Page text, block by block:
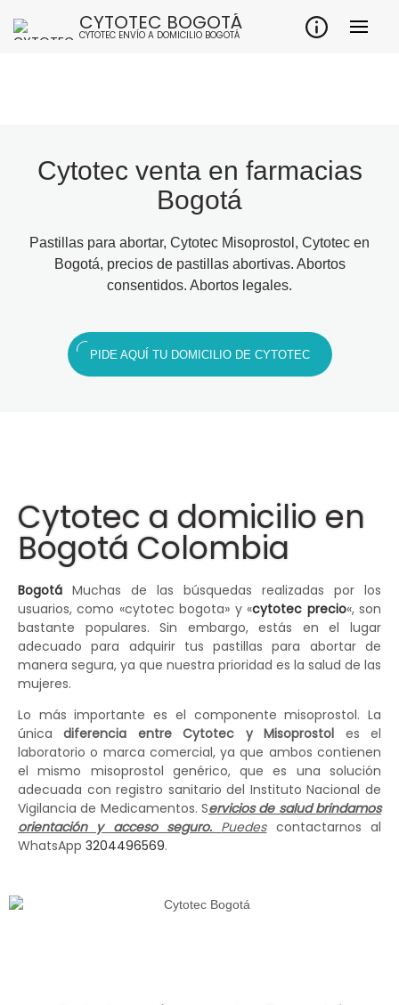
CYTOTEC BOGOTÁ
CYTOTEC ENVÍO A DOMICILIO BOGOTÁ
Cytotec venta en farmacias
Bogotá
Pastillas para abortar, Cytotec Misoprostol, Cytotec en
Bogotá, precios de pastillas abortivas. Abortos
consentidos. Abortos legales.
PIDE AQUÍ TU DOMICILIO DE CYTOTEC
Cytotec a domicilio en
Bogotá Colombia
Bogotá Muchas de las búsquedas realizadas por los
usuarios, como «cytotec bogota» y «cytotec precio«, son
bastante populares. Sin embargo, estás en el lugar
adecuado para adquirir tus pastillas para abortar de
manera segura, ya que nuestra prioridad es la salud de las
mujeres.
Lo más importante es el componente misoprostol. La
únicadiferencia entre Cytotec y Misoprostol es el
laboratorio o marca comercial, ya que ambos contienen
el mismo misoprostol genérico, que es una solución
adecuada con registro sanitario del Instituto Nacional de
Vigilancia de Medicamentos. Servicios de salud brindamos
orientación y acceso seguro. Puedescontactarnos al
WhatsApp 3204496569.